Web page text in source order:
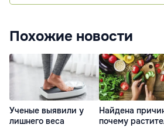
Похожие новости
Ученые выявили у
лишнего веса
Найдена
почему